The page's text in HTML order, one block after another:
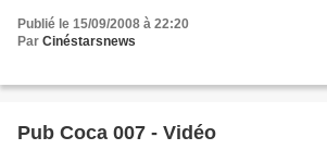
Publié le 15/09/2008 à 22:20
Par Cinéstarsnews
Pub Coca 007 - Vidéo